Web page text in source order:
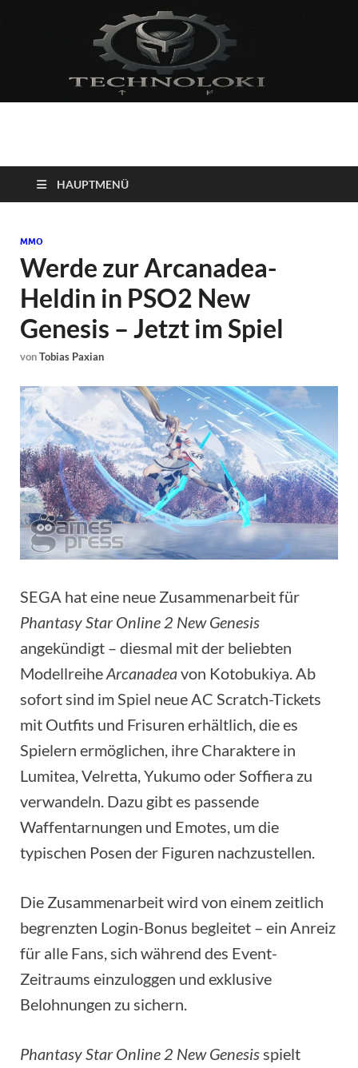
Technoloki: Gaming
und Entertainment
News
Blockbuster, Indie-Perlen und Retro-Klassiker.
HAUPTMENÜ
MMO
Werde zur Arcanadea-
Heldin in PSO2 New
Genesis – Jetzt im Spiel
vonTobias Paxian
SEGA hat eine neue Zusammenarbeit für
Phantasy Star Online 2 New Genesis
angekündigt – diesmal mit der beliebten
ModellreiheArcanadeavon Kotobukiya. Ab
sofort sind im Spiel neue AC Scratch-Tickets
mit Outfits und Frisuren erhältlich, die es
Spielern ermöglichen, ihre Charaktere in
Lumitea, Velretta, Yukumo oder Soffiera zu
verwandeln. Dazu gibt es passende
Waffentarnungen und Emotes, um die
typischen Posen der Figuren nachzustellen.
Die Zusammenarbeit wird von einem zeitlich
begrenzten Login-Bonus begleitet – ein Anreiz
für alle Fans, sich während des Event-
Zeitraums einzuloggen und exklusive
Belohnungen zu sichern.
Phantasy Star Online 2 New Genesisspielt